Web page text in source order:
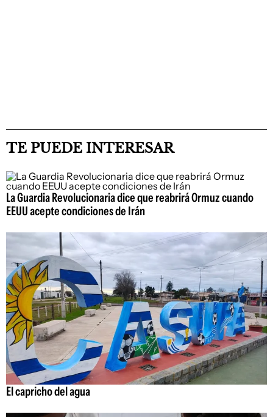
TE PUEDE INTERESAR
La Guardia Revolucionaria dice que reabrirá Ormuz cuando
EEUU acepte condiciones de Irán
El capricho del agua